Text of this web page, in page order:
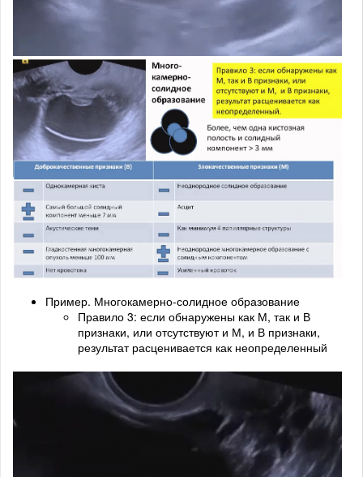
Пример. Многокамерно-солидное образование
Правило 3: если обнаружены как М, так и В
признаки, или отсутствуют и М, и В признаки,
результат расценивается как неопределенный